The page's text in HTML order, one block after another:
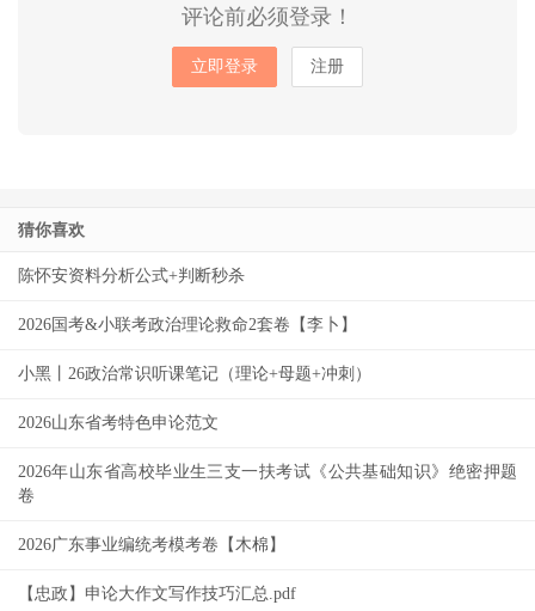
评论前必须登录！
立即登录 注册
猜你喜欢
陈怀安资料分析公式+判断秒杀
2026国考&小联考政治理论救命2套卷【李卜】
小黑丨26政治常识听课笔记（理论+母题+冲刺）
2026山东省考特色申论范文
2026年山东省高校毕业生三支一扶考试《公共基础知识》绝密押题
卷
2026广东事业编统考模考卷【木棉】
【忠政】申论大作文写作技巧汇总.pdf